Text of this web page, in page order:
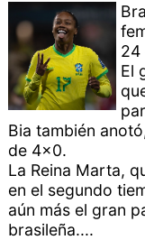
24
El
Bia también
de 4x0.
La Reina Marta,
en el segundo
aún más el gran
brasileña....